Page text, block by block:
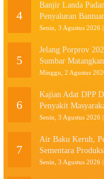
4
Banjir Landa
Penyaluran
Senin, 3 Agustus 2026
5
Jelang Porprov
Sumbar
Minggu, 2 Agustus
6
Kajian Adat DPP
Penyakit
Senin, 3 Agustus 2026
7
Air Baku Keruh,
Sementara
Senin, 3 Agustus 2026